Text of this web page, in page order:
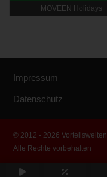
MOVEEN Holidays
Impressum
Datenschutz
© 2012 - 2026 Vorteilswelten
Alle Rechte vorbehalten